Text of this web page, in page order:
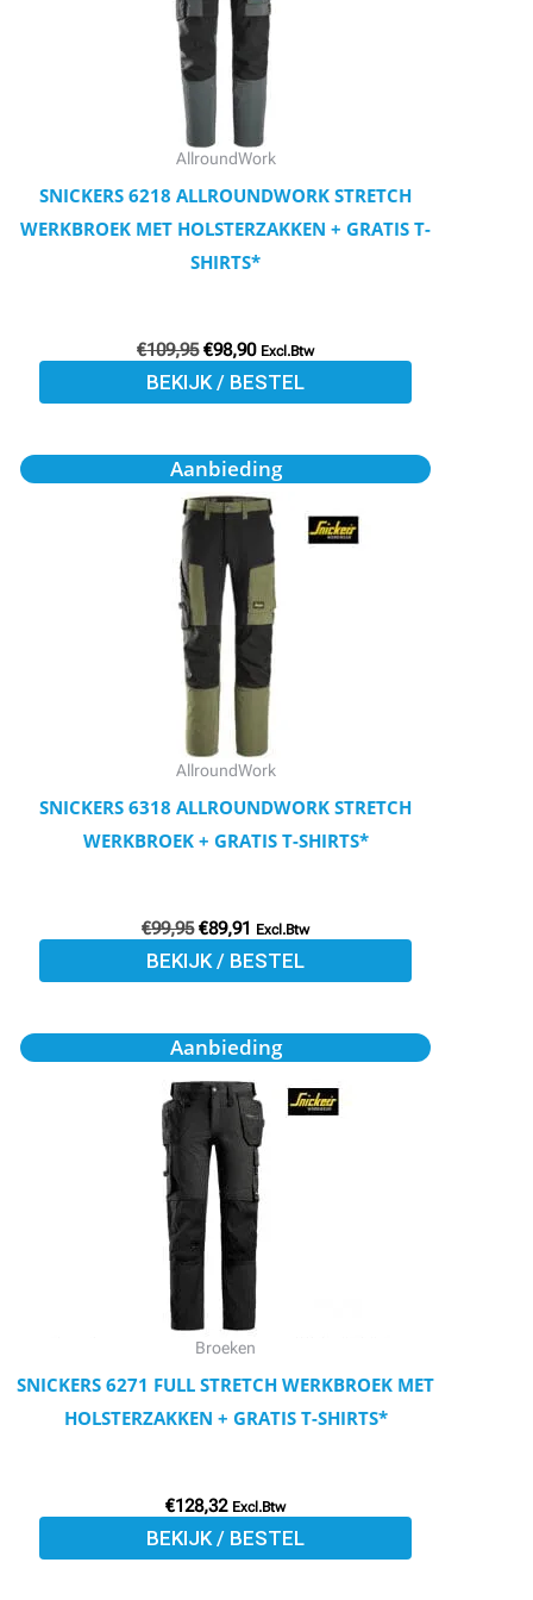
AllroundWork
SNICKERS 6218 ALLROUNDWORK STRETCH
WERKBROEK MET HOLSTERZAKKEN + GRATIS T-
SHIRTS*
€109,95 €98,90 Excl.Btw
BEKIJK / BESTEL
Deze
optie
kan
gekozen
worden
productpagina
Aanbieding
AllroundWork
SNICKERS 6318 ALLROUNDWORK STRETCH
WERKBROEK + GRATIS T-SHIRTS*
€99,95
Oorspronkelijke
prijs
was:
€99,95.
€89,91
Huidige
prijs
is:
€89,91.
Excl.Btw
BEKIJK / BESTEL
Dit
product
heeft
meerdere
variaties.
Deze
optie
kan
gekozen
worden
Aanbieding
Broeken
SNICKERS 6271 FULL STRETCH WERKBROEK MET
HOLSTERZAKKEN + GRATIS T-SHIRTS*
€128,32 Excl.Btw
BEKIJK / BESTEL
Dit
heeft
meerdere
variaties.
Deze
optie
kan
gekozen
worden
op
de